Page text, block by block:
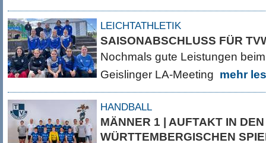
LEICHTATHLETIK
SAISONABSCHLUSS FÜR
Nochmals gute Leistungen
Geislinger LA-Meeting mehr
HANDBALL
MÄNNER 1 | AUFTAKT IN DEN
WÜRTTEMBERGISCHEN